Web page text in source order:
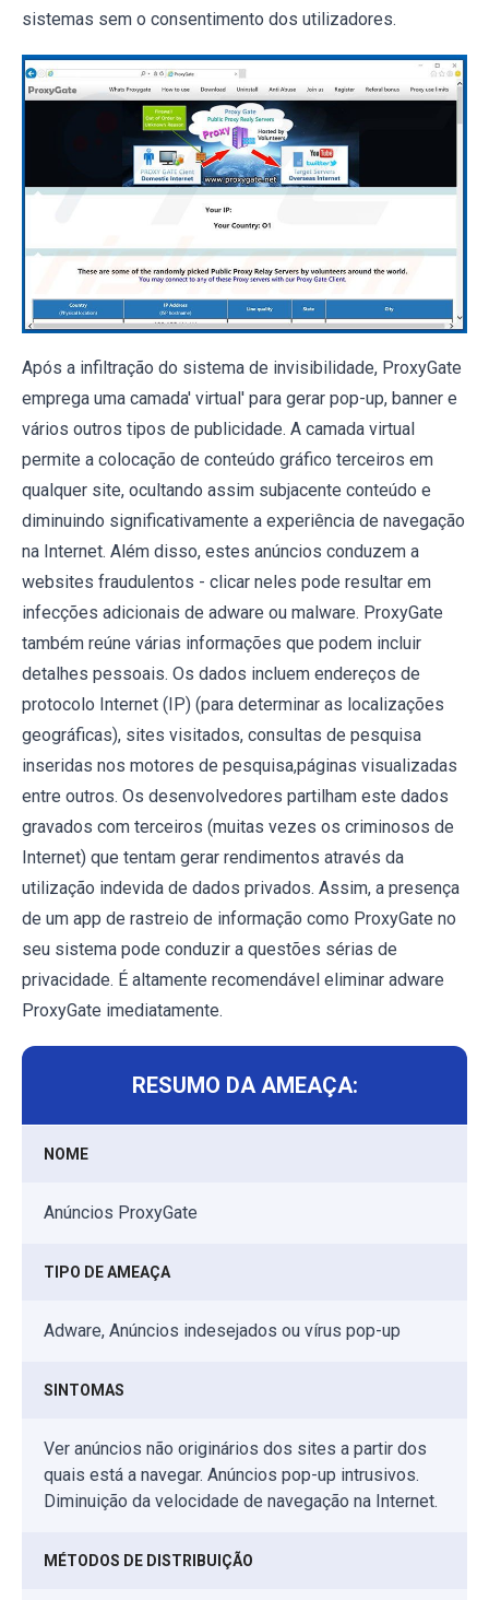
sistemas sem o consentimento dos utilizadores.
Após a infiltração do sistema de invisibilidade, ProxyGate
emprega uma camada' virtual' para gerar pop-up, banner e
vários outros tipos de publicidade. A camada virtual
permite a colocação de conteúdo gráfico terceiros em
qualquer site, ocultando assim subjacente conteúdo e
diminuindo significativamente a experiência de navegação
na Internet. Além disso, estes anúncios conduzem a
websites fraudulentos - clicar neles pode resultar em
infecções adicionais de adware ou malware. ProxyGate
também reúne várias informações que podem incluir
detalhes pessoais. Os dados incluem endereços de
protocolo Internet (IP) (para determinar as localizações
geográficas), sites visitados, consultas de pesquisa
inseridas nos motores de pesquisa,páginas visualizadas
entre outros. Os desenvolvedores partilham este dados
gravados com terceiros (muitas vezes os criminosos de
Internet) que tentam gerar rendimentos através da
utilização indevida de dados privados. Assim, a presença
de um app de rastreio de informação como ProxyGate no
seu sistema pode conduzir a questões sérias de
privacidade. É altamente recomendável eliminar adware
ProxyGate imediatamente.
RESUMO DA AMEAÇA:
NOME
Anúncios ProxyGate
TIPO DE AMEAÇA
Adware, Anúncios indesejados ou vírus pop-up
SINTOMAS
Ver anúncios não originários dos sites a partir dos
quais está a navegar. Anúncios pop-up intrusivos.
Diminuição da velocidade de navegação na Internet.
MÉTODOS DE DISTRIBUIÇÃO